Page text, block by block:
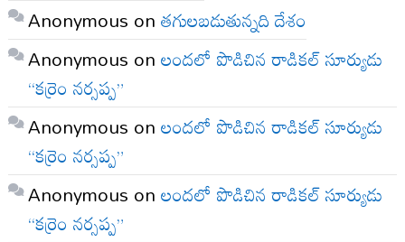
Anonymous onతగులబడుతున్నది దేశం
Anonymous onలందలో పొడిచిన రాడికల్ సూర్యుడు
“కర్రెం నర్సప్ప”
Anonymous onలందలో పొడిచిన రాడికల్ సూర్యుడు
“కర్రెం నర్సప్ప”
Anonymous onలందలో పొడిచిన రాడికల్ సూర్యుడు
“కర్రెం నర్సప్ప”